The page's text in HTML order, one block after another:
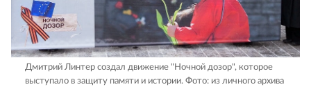
Дмитрий Линтер создал движение "Ночной дозор", которое
выступало в защиту памяти и истории. Фото: из личного архива